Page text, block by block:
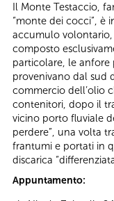
Il Monte Testaccio,
“monte dei cocci”, è
accumulo volontario,
composto
particolare, le anfore
provenivano dal sud
commercio dell’olio
contenitori, dopo il
vicino porto fluviale
perdere”, una volta
frantumi e portati in
discarica
Appuntamento: